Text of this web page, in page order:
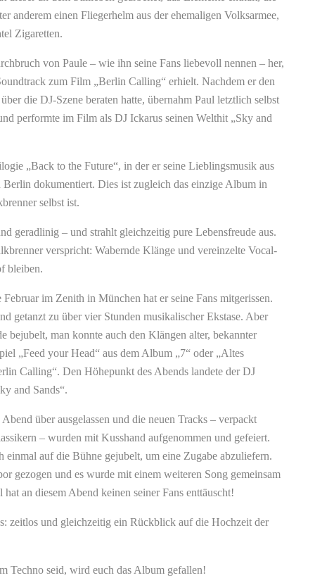
anderem einen Fliegerhelm aus der ehemaligen Volksarmee,
Zigaretten.
von Paule – wie ihn seine Fans liebevoll nennen – her,
zum Film „Berlin Calling“ erhielt. Nachdem er den
die DJ-Szene beraten hatte, übernahm Paul letztlich selbst
performte im Film als DJ Ickarus seinen Welthit „Sky and
„Back to the Future“, in der er seine Lieblingsmusik aus
dokumentiert. Dies ist zugleich das einzige Album in
selbst ist.
geradlinig – und strahlt gleichzeitig pure Lebensfreude aus.
verspricht: Wabernde Klänge und vereinzelte Vocal-
bleiben.
im Zenith in München hat er seine Fans mitgerissen.
getanzt zu über vier Stunden musikalischer Ekstase. Aber
bejubelt, man konnte auch den Klängen alter, bekannter
„Feed your Head“ aus dem Album „7“ oder „Altes
Calling“. Den Höhepunkt des Abends landete der DJ
and Sands“.
über ausgelassen und die neuen Tracks – verpackt
– wurden mit Kusshand aufgenommen und gefeiert.
einmal auf die Bühne gejubelt, um eine Zugabe abzuliefern.
gezogen und es wurde mit einem weiteren Song gemeinsam
an diesem Abend keinen seiner Fans enttäuscht!
zeitlos und gleichzeitig ein Rückblick auf die Hochzeit der
Techno seid, wird euch das Album gefallen!